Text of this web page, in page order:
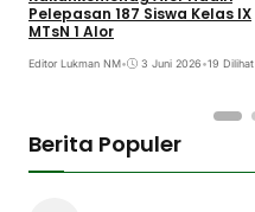
Pelepasan 187 Siswa Kelas IX
MTsN 1 Alor
Editor Lukman NM• 3 Juni 2026•19 Dilihat
Berita Populer